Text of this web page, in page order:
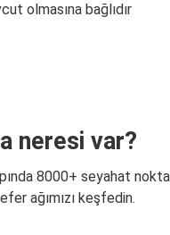
olmasına bağlıdır
neresi var?
8000+ seyahat
ağımızı keşfedin.